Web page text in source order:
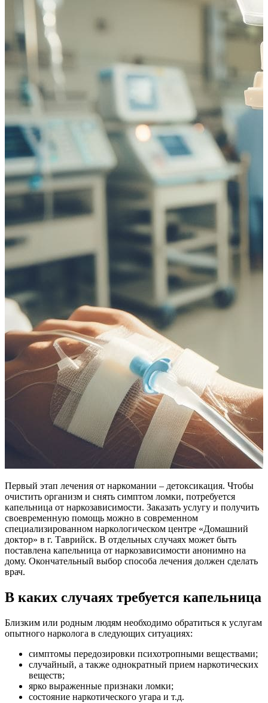
Первый этап лечения от наркомании – детоксикация. Чтобы
очистить организм и снять симптом ломки, потребуется
капельница от наркозависимости. Заказать услугу и получить
своевременную помощь можно в современном
специализированном наркологическом центре «Домашний
доктор» в г. Таврийск. В отдельных случаях может быть
поставлена капельница от наркозависимости анонимно на
дому. Окончательный выбор способа лечения должен сделать
врач.
В каких случаях требуется капельница
Близким или родным людям необходимо обратиться к услугам
опытного нарколога в следующих ситуациях:
симптомы передозировки психотропными веществами;
случайный, а также однократный прием наркотических
веществ;
ярко выраженные признаки ломки;
состояние наркотического угара и т.д.